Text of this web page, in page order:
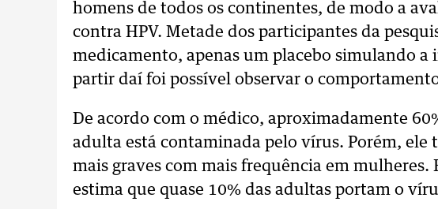
homens de todos os continentes, de modo a
contra HPV. Metade dos participantes da
medicamento, apenas um placebo simulando a
partir daí foi possível observar o
De acordo com o médico, aproximadamente
adulta está contaminada pelo vírus. Porém, ele
mais graves com mais frequência em
estima que quase 10% das adultas portam o